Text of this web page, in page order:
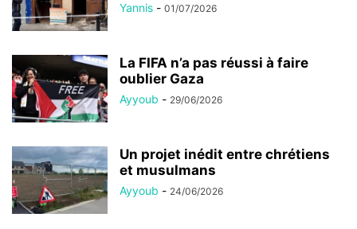
Yannis - 01/07/2026
La FIFA n’a pas réussi à faire
oublier Gaza
Ayyoub - 29/06/2026
Un projet inédit entre chrétiens
et musulmans
Ayyoub - 24/06/2026